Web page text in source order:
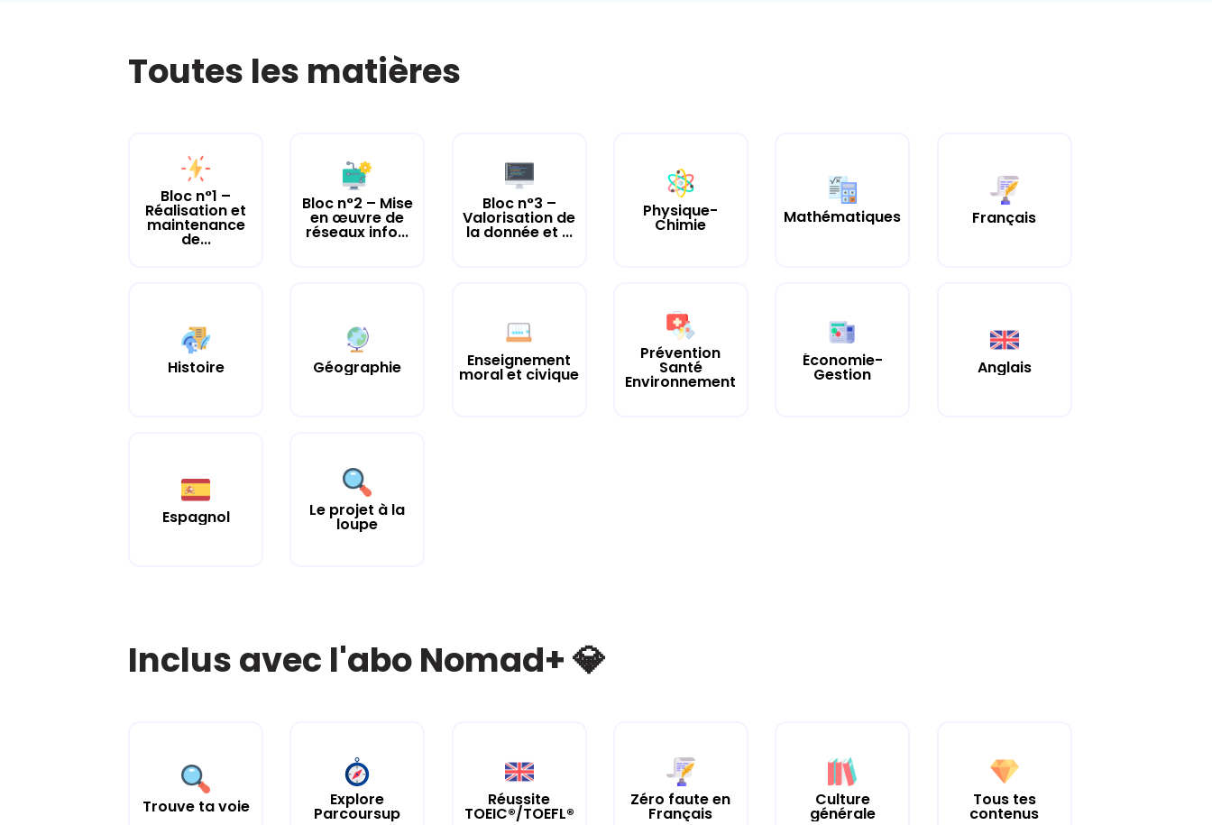
Toutes les matières
Bloc n°1 –
Réalisation et
maintenance
de...
Bloc n°2 – Mise
en œuvre de
réseaux info...
Bloc n°3 –
Valorisation de
la donnée et ...
Physique-
Chimie Mathématiques Français
Histoire Géographie Enseignement
moral et civique
Prévention
Santé
Environnement
Économie-
Gestion Anglais
Espagnol Le projet à la
loupe
Inclus avec l'abo Nomad+ 💎
Trouve ta voie Explore
Parcoursup
Réussite
TOEIC®/TOEFL®
Zéro faute en
Français
Culture
générale
Tous tes
contenus